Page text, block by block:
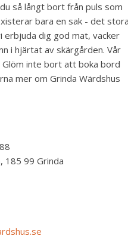
så långt bort från puls som
bara en sak - det stora
erbjuda dig god mat, vacker
i hjärtat av skärgården. Vår
inte bort att boka bord
mer om Grinda Wärdshus
185 99 Grinda